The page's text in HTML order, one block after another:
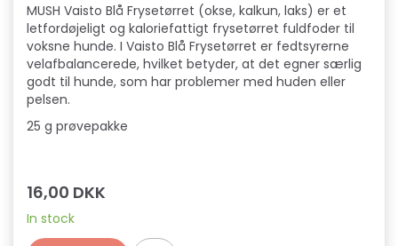
MUSH Vaisto Blå Frysetørret (okse, kalkun, laks) er et
letfordøjeligt og kaloriefattigt frysetørret fuldfoder til
voksne hunde. I Vaisto Blå Frysetørret er fedtsyrerne
velafbalancerede, hvilket betyder, at det egner særlig
godt til hunde, som har problemer med huden eller
pelsen.
25 g prøvepakke
16,00 DKK
In stock